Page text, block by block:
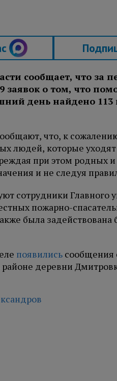
сообщает, что за
заявок о том, что
день найдено
что, к
людей, которые уходят
при этом родных
и не следуя
сотрудники
пожарно-
была задействована
появились сообщения
деревни